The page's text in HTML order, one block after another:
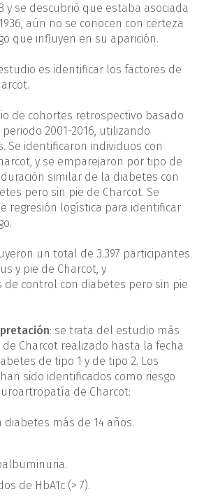
y se descubrió que estaba asociada
aún no se conocen con certeza
que influyen en su aparición.
es identificar los factores de
de cohortes retrospectivo basado
2001-2016, utilizando
Se identificaron individuos con
y se emparejaron por tipo de
similar de la diabetes con
pero sin pie de Charcot. Se
regresión logística para identificar
un total de 3.397 participantes
y pie de Charcot, y
de control con diabetes pero sin pie
: se trata del estudio más
Charcot realizado hasta la fecha
de tipo 1 y de tipo 2. Los
sido identificados como riesgo
de Charcot:
diabetes más de 14 años.
de HbA1c (> 7).